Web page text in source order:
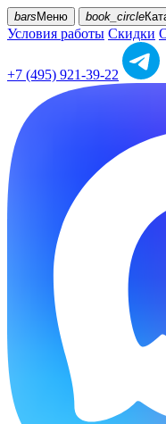
bars Меню book_circle
Условия работы Скидки
+7 (495) 921-39-22